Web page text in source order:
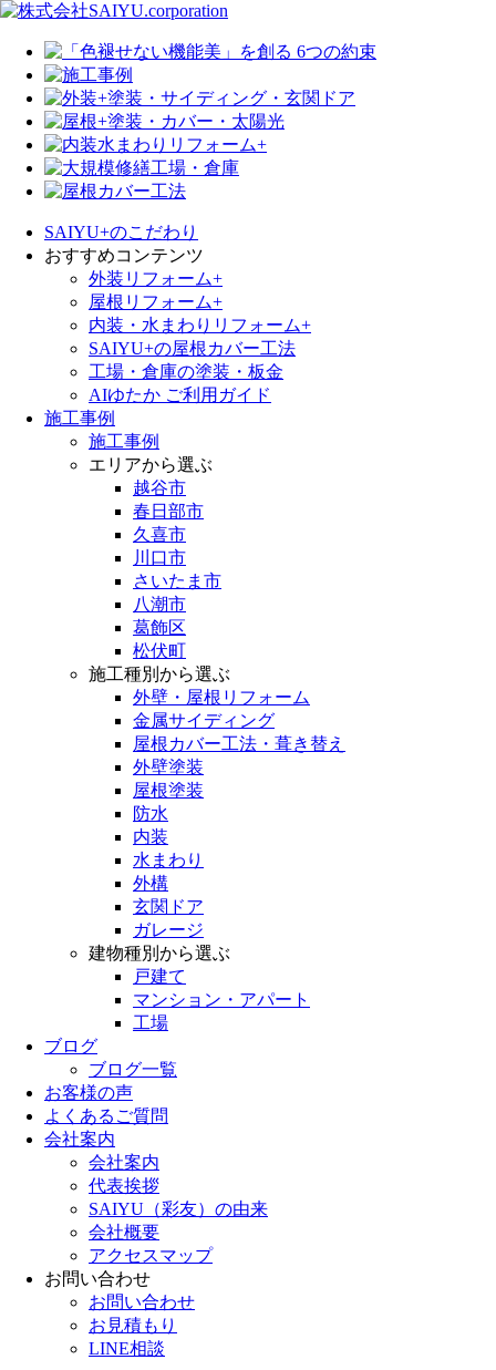
SAIYU+のこだわり
おすすめコンテンツ
外装リフォーム+
屋根リフォーム+
内装・水まわりリフォーム+
SAIYU+の屋根カバー工法
工場・倉庫の塗装・板金
AIゆたか ご利用ガイド
施工事例
施工事例
エリアから選ぶ
越谷市
春日部市
久喜市
川口市
さいたま市
八潮市
葛飾区
松伏町
施工種別から選ぶ
外壁・屋根リフォーム
金属サイディング
屋根カバー工法・葺き替え
外壁塗装
屋根塗装
防水
内装
水まわり
外構
玄関ドア
ガレージ
建物種別から選ぶ
戸建て
マンション・アパート
工場
ブログ
ブログ一覧
お客様の声
よくあるご質問
会社案内
会社案内
代表挨拶
SAIYU（彩友）の由来
会社概要
アクセスマップ
お問い合わせ
お問い合わせ
お見積もり
LINE相談